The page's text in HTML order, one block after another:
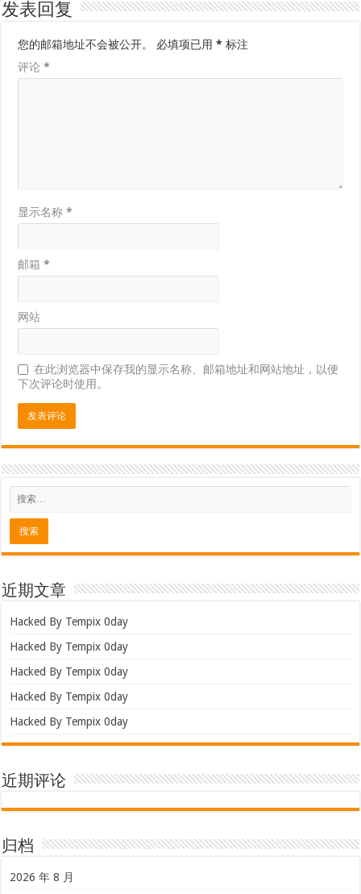
发表回复
您的邮箱地址不会被公开。 必填项已用* 标注
评论*
显示名称*
邮箱*
网站
在此浏览器中保存我的显示名称、邮箱地址和网站地址，以便
下次评论时使用。
近期文章
Hacked By Tempix 0day
Hacked By Tempix 0day
Hacked By Tempix 0day
Hacked By Tempix 0day
Hacked By Tempix 0day
近期评论
归档
2026 年 8 月